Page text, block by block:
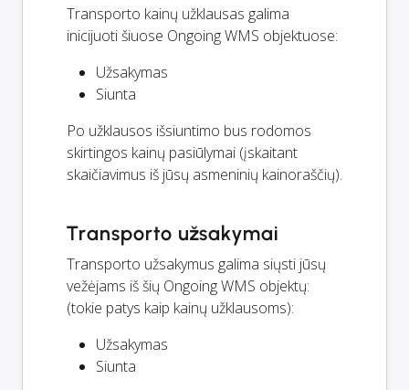
Transporto kainų užklausas galima
inicijuoti šiuose Ongoing WMS objektuose:
Užsakymas
Siunta
Po užklausos išsiuntimo bus rodomos
skirtingos kainų pasiūlymai (įskaitant
skaičiavimus iš jūsų asmeninių kainoraščių).
Transporto užsakymai
Transporto užsakymus galima siųsti jūsų
vežėjams iš šių Ongoing WMS objektų:
(tokie patys kaip kainų užklausoms):
Užsakymas
Siunta